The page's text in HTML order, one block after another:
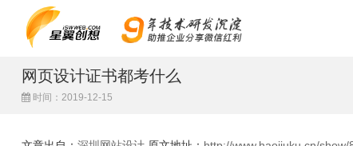
网页设计证书都考什么
时间：2019-12-15